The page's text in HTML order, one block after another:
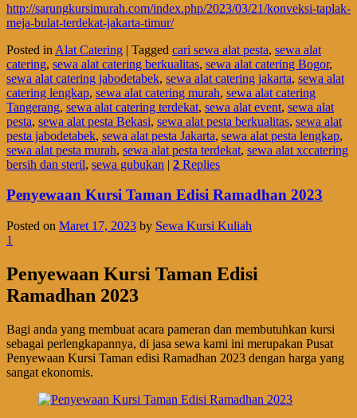
http://sarungkursimurah.com/index.php/2023/03/21/konveksi-taplak-
meja-bulat-terdekat-jakarta-timur/
Posted in Alat Catering | Tagged cari sewa alat pesta, sewa alat
catering, sewa alat catering berkualitas, sewa alat catering Bogor,
sewa alat catering jabodetabek, sewa alat catering jakarta, sewa alat
catering lengkap, sewa alat catering murah, sewa alat catering
Tangerang, sewa alat catering terdekat, sewa alat event, sewa alat
pesta, sewa alat pesta Bekasi, sewa alat pesta berkualitas, sewa alat
pesta jabodetabek, sewa alat pesta Jakarta, sewa alat pesta lengkap,
sewa alat pesta murah, sewa alat pesta terdekat, sewa alat xccatering
bersih dan steril, sewa gubukan | 2 Replies
Penyewaan Kursi Taman Edisi Ramadhan 2023
Posted on Maret 17, 2023 by Sewa Kursi Kuliah
1
Penyewaan Kursi Taman Edisi
Ramadhan 2023
Bagi anda yang membuat acara pameran dan membutuhkan kursi
sebagai perlengkapannya, di jasa sewa kami ini merupakan Pusat
Penyewaan Kursi Taman edisi Ramadhan 2023 dengan harga yang
sangat ekonomis.